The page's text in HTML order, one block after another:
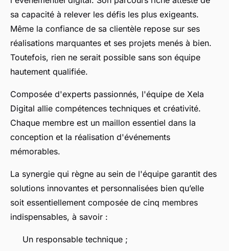
sa capacité à relever les défis les plus exigeants.
Même la confiance de sa clientèle repose sur ses
réalisations marquantes et ses projets menés à bien.
Toutefois, rien ne serait possible sans son équipe
hautement qualifiée.
Composée d'experts passionnés, l'équipe de Xela
Digital allie compétences techniques et créativité.
Chaque membre est un maillon essentiel dans la
conception et la réalisation d'événements
mémorables.
La synergie qui règne au sein de l'équipe garantit des
solutions innovantes et personnalisées bien qu’elle
soit essentiellement composée de cinq membres
indispensables, à savoir :
Un responsable technique ;